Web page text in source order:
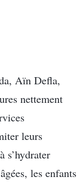
Aïn Defla,
nettement
leurs
s’hydrater
les enfants